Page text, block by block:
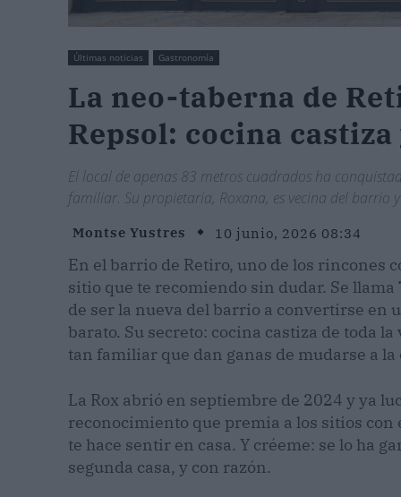
Últimas noticias Gastronomía
La neo-taberna de
Repsol: cocina
El local de apenas 83 metros cuadrados ha
familiar. Su propietaria, Roxana, es vecina del barrio
Montse Yustres 10 junio, 2026 08:34
En el barrio de Retiro, uno de los rincones
sitio que te recomiendo sin dudar. Se llama
de ser la nueva del barrio a convertirse
barato. Su secreto: cocina castiza de toda
tan familiar que dan ganas de mudarse a la
La Rox abrió en septiembre de 2024 y ya
reconocimiento que premia a los sitios
te hace sentir en casa. Y créeme: se lo ha
segunda casa, y con razón.